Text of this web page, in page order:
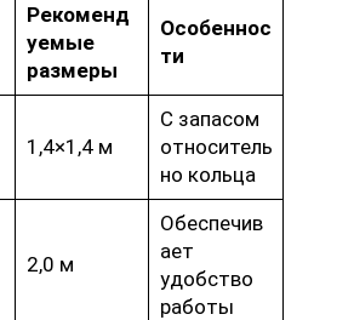
Рекоменд
уемые
размеры
Особеннос
ти
1,4×1,4 м
С запасом
относитель
но кольца
2,0 м
Обеспечив
ает
удобство
работы